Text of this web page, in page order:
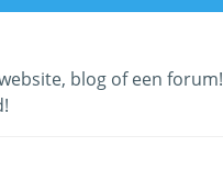
blog of een forum!